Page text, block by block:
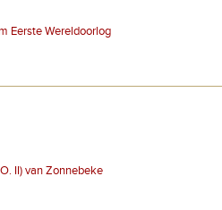
Eerste Wereldoorlog
II) van Zonnebeke